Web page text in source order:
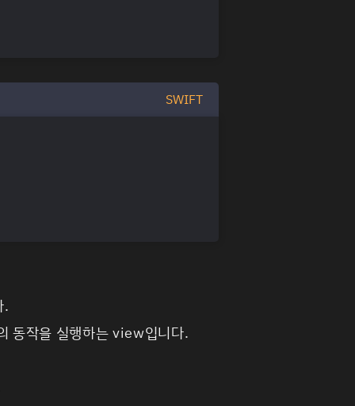
SWIFT
.
동작을 실행하는 view입니다.